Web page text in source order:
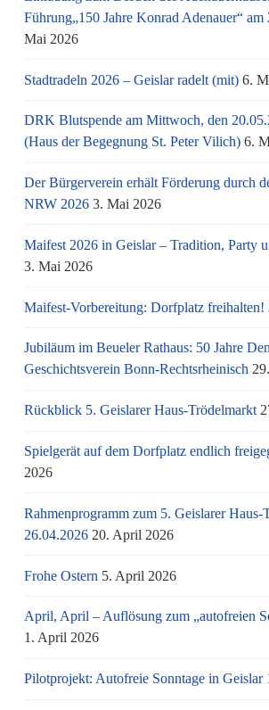
Führung„150 Jahre Konrad Adenauer“ am
Mai 2026
Stadtradeln 2026 – Geislar radelt (mit) 6.
DRK Blutspende am Mittwoch, den
(Haus der Begegnung St. Peter Vilich) 6.
Der Bürgerverein erhält Förderung durch
NRW 2026 3. Mai 2026
Maifest 2026 in Geislar – Tradition, Party
3. Mai 2026
Maifest-Vorbereitung: Dorfplatz freihalten!
Jubiläum im Beueler Rathaus: 50 Jahre
Geschichtsverein Bonn-Rechtsrheinisch
Rückblick 5. Geislarer Haus-Trödelmarkt
Spielgerät auf dem Dorfplatz endlich
2026
Rahmenprogramm zum 5. Geislarer Haus-
26.04.2026 20. April 2026
Frohe Ostern 5. April 2026
April, April – Auflösung zum „autofreien
1. April 2026
Pilotprojekt: Autofreie Sonntage in Geislar